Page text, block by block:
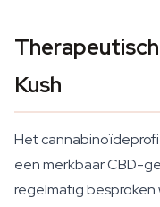
Kush
Het
een merkbaar CBD-
regelmatig besproken